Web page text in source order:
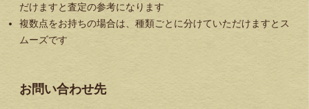
だけますと査定の参考になります
複数点をお持ちの場合は、種類ごとに分けていただけますとス
ムーズです
お問い合わせ先